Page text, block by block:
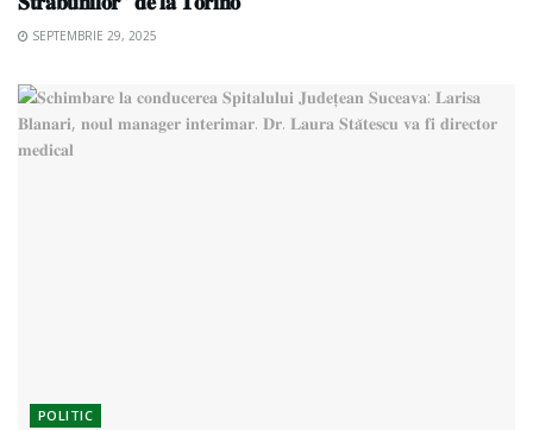
SEPTEMBRIE 29, 2025
POLITIC